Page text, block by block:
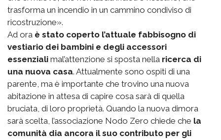
trasforma un incendio in un cammino condiviso di
ricostruzione».
Ad ora è stato coperto l’attuale fabbisogno di
vestiario dei bambini e degli accessori
essenziali mal’attenzione si sposta nella ricerca di
una nuova casa. Attualmente sono ospiti di una
parente, ma è importante che trovino una nuova
abitazione in attesa di capire cosa sarà di quella
bruciata, di loro proprietà. Quando la nuova dimora
sarà scelta, l’associazione Nodo Zero chiede che la
comunità dia ancora il suo contributo per gli